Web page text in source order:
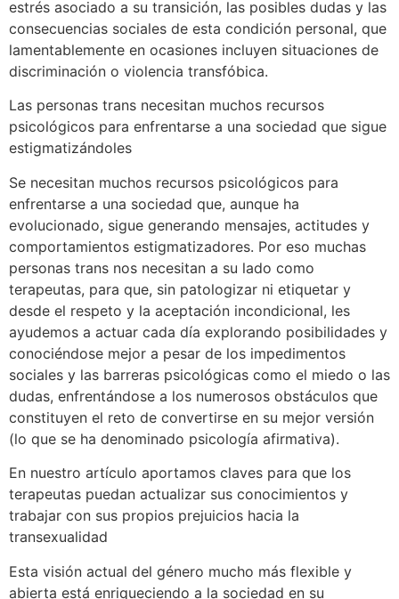
estrés asociado a su transición, las posibles dudas y las
consecuencias sociales de esta condición personal, que
lamentablemente en ocasiones incluyen situaciones de
discriminación o violencia transfóbica.
Las personas trans necesitan muchos recursos
psicológicos para enfrentarse a una sociedad que sigue
estigmatizándoles
Se necesitan muchos recursos psicológicos para
enfrentarse a una sociedad que, aunque ha
evolucionado, sigue generando mensajes, actitudes y
comportamientos estigmatizadores. Por eso muchas
personas trans nos necesitan a su lado como
terapeutas, para que, sin patologizar ni etiquetar y
desde el respeto y la aceptación incondicional, les
ayudemos a actuar cada día explorando posibilidades y
conociéndose mejor a pesar de los impedimentos
sociales y las barreras psicológicas como el miedo o las
dudas, enfrentándose a los numerosos obstáculos que
constituyen el reto de convertirse en su mejor versión
(lo que se ha denominado psicología afirmativa).
En nuestro artículo aportamos claves para que los
terapeutas puedan actualizar sus conocimientos y
trabajar con sus propios prejuicios hacia la
transexualidad
Esta visión actual del género mucho más flexible y
abierta está enriqueciendo a la sociedad en su